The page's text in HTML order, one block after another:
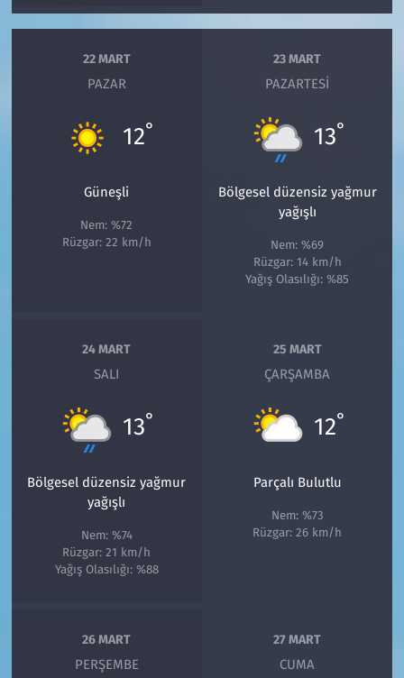
22 MART
PAZAR
12°
Güneşli
Nem: %72
Rüzgar: 22 km/h
23 MART
PAZARTESI
13°
Bölgesel düzensiz yağmur
yağışlı
Nem: %69
Rüzgar: 14 km/h
Yağış Olasılığı: %85
24 MART
SALI
13°
Bölgesel düzensiz yağmur
yağışlı
Nem: %74
Rüzgar: 21 km/h
Yağış Olasılığı: %88
25 MART
ÇARŞAMBA
12°
Parçalı Bulutlu
Nem: %73
Rüzgar: 26 km/h
26 MART
PERŞEMBE
27 MART
CUMA